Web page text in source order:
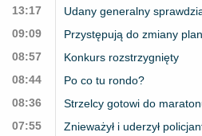
13:17
Udany generalny
09:09
Przystępują do zmiany
08:57
Konkurs rozstrzygnięty
08:44
Po co tu rondo?
08:36
Strzelcy gotowi do
07:55
Znieważył i uderzył